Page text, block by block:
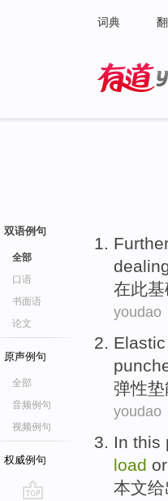
词典
双语例句
全部
口语
书面语
论文
原声例句
全部
音频例句
视频例句
权威例句
在此
youdao
Elastic
弹性垫
youdao
In this
load or
本文给